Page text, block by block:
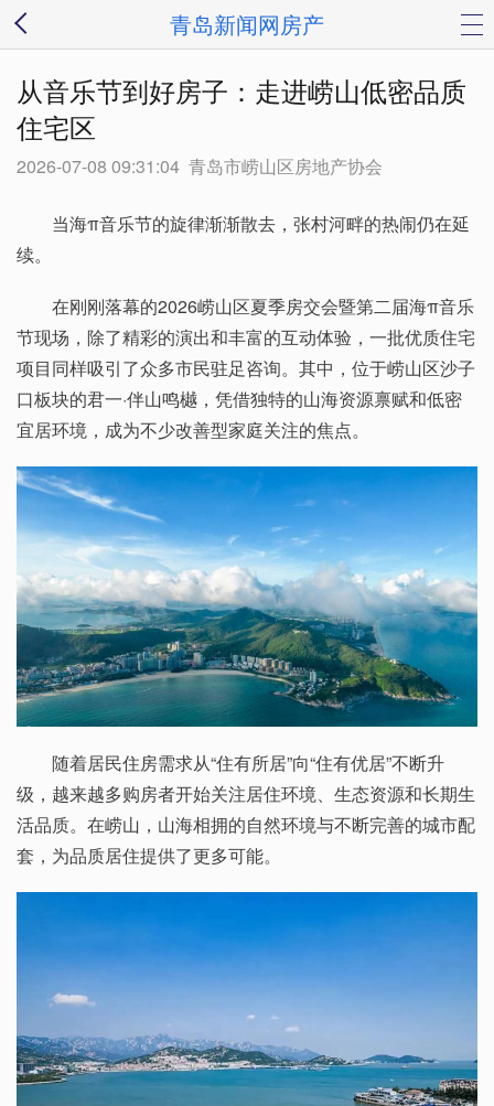
青岛新闻网房产
从音乐节到好房子：走进崂山低密品质
住宅区
2026-07-08 09:31:04 青岛市崂山区房地产协会
当海π音乐节的旋律渐渐散去，张村河畔的热闹仍在延
续。
在刚刚落幕的2026崂山区夏季房交会暨第二届海π音乐
节现场，除了精彩的演出和丰富的互动体验，一批优质住宅
项目同样吸引了众多市民驻足咨询。其中，位于崂山区沙子
口板块的君一·伴山鸣樾，凭借独特的山海资源禀赋和低密
宜居环境，成为不少改善型家庭关注的焦点。
随着居民住房需求从“住有所居”向“住有优居”不断升
级，越来越多购房者开始关注居住环境、生态资源和长期生
活品质。在崂山，山海相拥的自然环境与不断完善的城市配
套，为品质居住提供了更多可能。